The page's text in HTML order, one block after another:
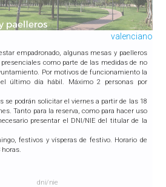
valenciano
empadronado, algunas mesas y paelleros
como parte de las medidas de no
Por motivos de funcionamiento la
último día hábil. Máximo 2 personas por
se podrán solicitar el viernes a partir de las 18
Tanto para la reserva, como para hacer uso
presentar el DNI/NIE del titular de la
festivos y vísperas de festivo. Horario de
horas.
dni/nie